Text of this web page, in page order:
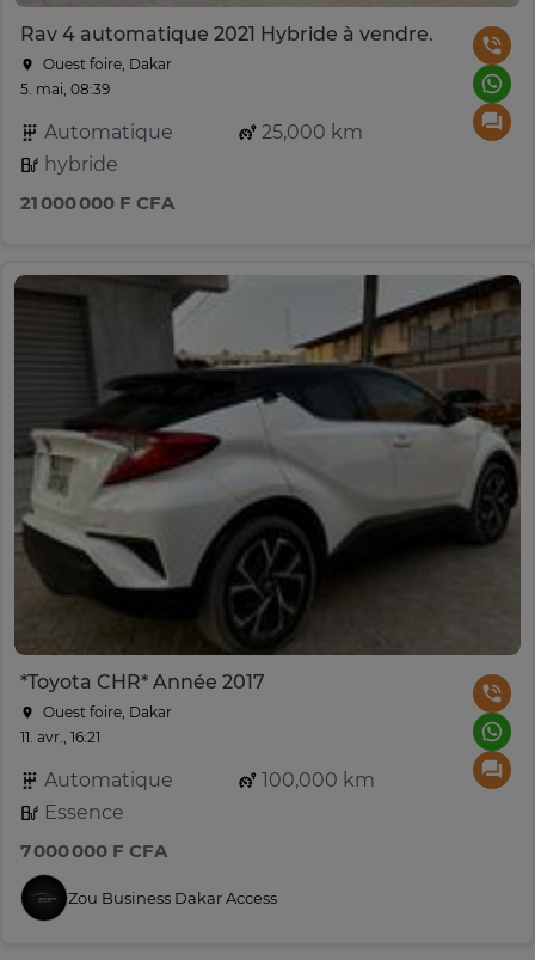
Rav 4 automatique 2021 Hybride à vendre.
Ouest foire, Dakar
5. mai, 08:39
Automatique
25,000 km
hybride
21 000 000 F CFA
*Toyota CHR* Année 2017
Ouest foire, Dakar
11. avr., 16:21
Automatique
100,000 km
Essence
7 000 000 F CFA
Zou Business Dakar Access